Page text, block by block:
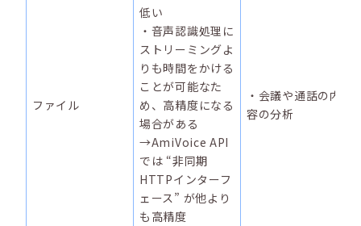
ファイル
低い
・音声認識処理に
ストリーミングよ
りも時間をかける
ことが可能なた
め、高精度になる
場合がある
→AmiVoice API
では “非同期
HTTPインターフ
ェース” が他より
も高精度
・会議や通話の内
容の分析